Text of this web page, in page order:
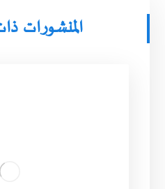
المنشورات